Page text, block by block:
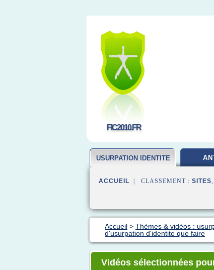
FIC2010.FR
USURPATION IDENTITE
ACCUEIL | CLASSEMENT : SITES,
Accueil > Thèmes & vidéos :
d'usurpation d'identite que faire
Vidéos sélectionnées